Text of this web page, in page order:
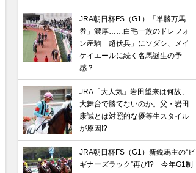
JRA朝日杯FS（G1）「単勝万馬
券」濃厚……白毛一族のドレフォ
ン産駒「超伏兵」にソダシ、メイ
ケイエールに続く名馬誕生の予
感？
JRA「大人気」岩田望来は何故、
大舞台で勝てないのか。父・岩田
康誠とは対照的な優等生スタイル
が原因!?
JRA朝日杯FS（G1）新鋭馬主の“ビ
ギナーズラック”再び!? 今年G1制